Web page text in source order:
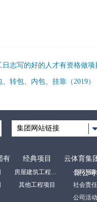
志写的好的人才有资格做项
转包、内包、挂靠（2019）
集团网站链接
有
经典项目
房屋建筑工程项目
其他工程项目
云体育集
限公司
公司形象
社会责任
公司活动